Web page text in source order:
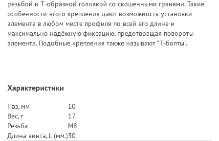
резьбой и Т-образной головкой со скошенными гранями. Такие
особенности этого крепления дают возможность установки
элемента в любом месте профиля по всей его длине и
максимально надёжную фиксацию, предотвращая повороты
элемента. Подобные крепления также называют "Т-болты".
Характеристики
Паз, мм
10
Вес, г
17
Резьба
M8
Длина винта, L (мм.)30